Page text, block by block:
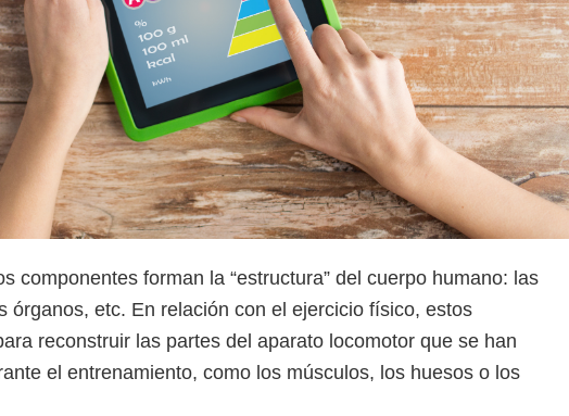
componentes forman la “estructura” del cuerpo humano: las
órganos, etc. En relación con el ejercicio físico, estos
reconstruir las partes del aparato locomotor que se han
el entrenamiento, como los músculos, los huesos o los